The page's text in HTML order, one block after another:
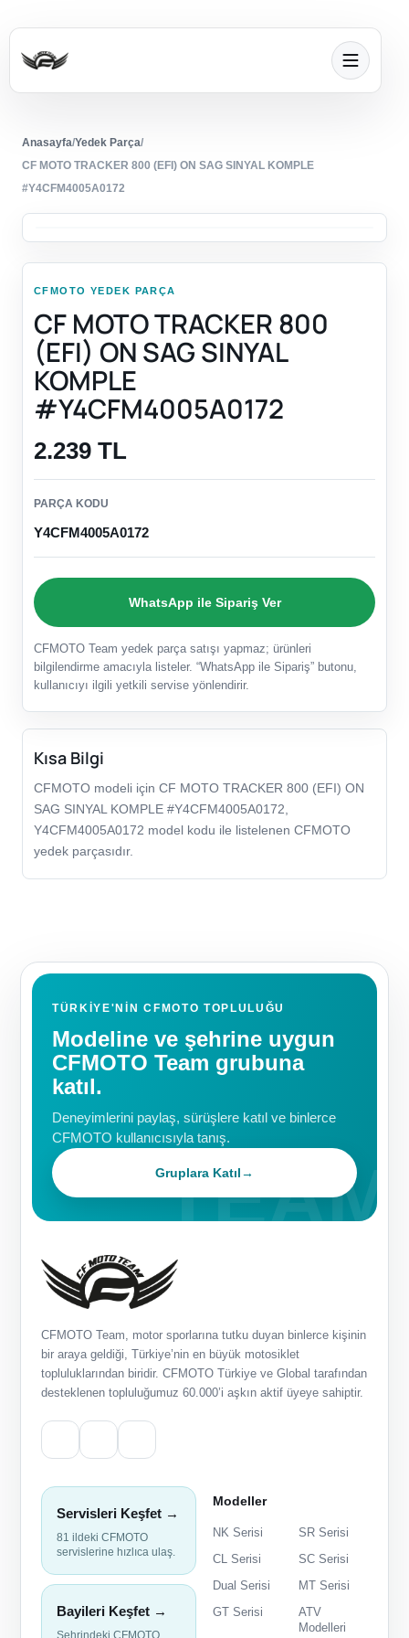
Anasayfa/Yedek Parça/
CF MOTO TRACKER 800 (EFI) ON SAG SINYAL KOMPLE
#Y4CFM4005A0172
CFMOTO YEDEK PARÇA
CF MOTO TRACKER 800
(EFI) ON SAG SINYAL
KOMPLE
#Y4CFM4005A0172
2.239 TL
PARÇA KODU
Y4CFM4005A0172
WhatsApp ile Sipariş Ver
CFMOTO Team yedek parça satışı yapmaz; ürünleri
bilgilendirme amacıyla listeler. “WhatsApp ile Sipariş” butonu,
kullanıcıyı ilgili yetkili servise yönlendirir.
Kısa Bilgi
CFMOTO modeli için CF MOTO TRACKER 800 (EFI) ON
SAG SINYAL KOMPLE #Y4CFM4005A0172,
Y4CFM4005A0172 model kodu ile listelenen CFMOTO
yedek parçasıdır.
TÜRKIYE'NIN CFMOTO TOPLULUĞU
Modeline ve şehrine uygun
CFMOTO Team grubuna
katıl.
Deneyimlerini paylaş, sürüşlere katıl ve binlerce
CFMOTO kullanıcısıyla tanış.
Gruplara Katıl→
CFMOTO Team, motor sporlarına tutku duyan binlerce kişinin
bir araya geldiği, Türkiye’nin en büyük motosiklet
topluluklarından biridir. CFMOTO Türkiye ve Global tarafından
desteklenen topluluğumuz 60.000’i aşkın aktif üyeye sahiptir.
Servisleri Keşfet →
81 ildeki CFMOTO
servislerine hızlıca ulaş.
Bayileri Keşfet →
Modeller
NK Serisi
SR Serisi
CL Serisi
SC Serisi
Dual Serisi
MT Serisi
GT Serisi
ATV
Modelleri